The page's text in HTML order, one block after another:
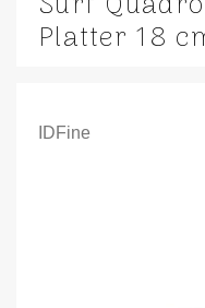
Platter 18
IDFine